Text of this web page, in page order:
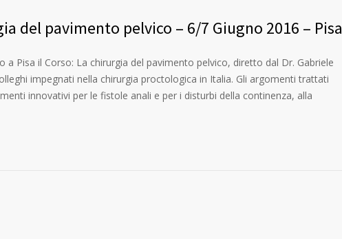
del pavimento pelvico – 6/7 Giugno 2016 – Pisa
a Pisa il Corso: La chirurgia del pavimento pelvico, diretto dal Dr. Gabriele
impegnati nella chirurgia proctologica in Italia. Gli argomenti trattati
innovativi per le fistole anali e per i disturbi della continenza, alla